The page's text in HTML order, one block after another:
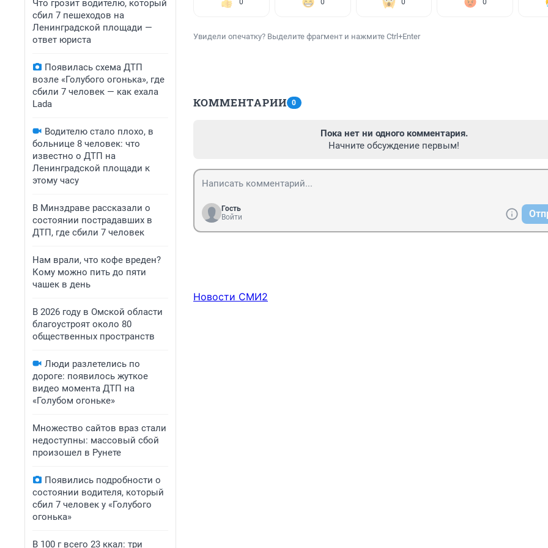
Что грозит водителю, который
сбил 7 пешеходов на
Ленинградской площади —
ответ юриста
Появилась схема ДТП
возле «Голубого огонька», где
сбили 7 человек — как ехала
Lada
Водителю стало плохо, в
больнице 8 человек: что
известно о ДТП на
Ленинградской площади к
этому часу
В Минздраве рассказали о
состоянии пострадавших в
ДТП, где сбили 7 человек
Нам врали, что кофе вреден?
Кому можно пить до пяти
чашек в день
В 2026 году в Омской области
благоустроят около 80
общественных пространств
Люди разлетелись по
дороге: появилось жуткое
видео момента ДТП на
«Голубом огоньке»
Множество сайтов враз стали
недоступны: массовый сбой
произошел в Рунете
Появились подробности о
состоянии водителя, который
сбил 7 человек у «Голубого
огонька»
В 100 г всего 23 ккал: три
0 0 0 0
Увидели опечатку? Выделите фрагмент и нажмите Ctrl+Enter
КОММЕНТАРИИ 0
Пока нет ни одного комментария.
Начните обсуждение первым!
Гость
Войти
Новости СМИ2